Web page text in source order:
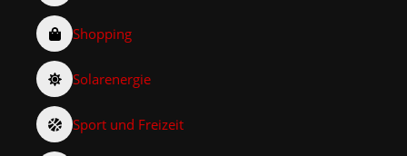
Shopping
Solarenergie
Sport und Freizeit